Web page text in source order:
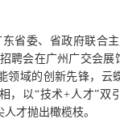
省委、省政府联合
聘会在广州广交会
领域的创新先锋，云
，以“技术+人才”双
才抛出橄榄枝。